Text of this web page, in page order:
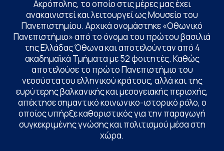
Ακρόπολης, το οποίο στις μέρες μας έχει
ανακαινιστεί και λειτουργεί ως Μουσείο του
Πανεπιστημίου. Αρχικά ονομάστηκε «Οθωνικό
Πανεπιστήμιο» από το όνομα του πρώτου βασιλιά
της Ελλάδας Όθωνα και αποτελούνταν από 4
ακαδημαϊκά Τμήματα με 52 φοιτητές. Καθώς
αποτελούσε το πρώτο Πανεπιστήμιο του
νεοσύστατου ελληνικού κράτους, αλλά και της
ευρύτερης βαλκανικής και μεσογειακής περιοχής,
απέκτησε σημαντικό κοινωνικο-ιστορικό ρόλο, ο
οποίος υπήρξε καθοριστικός για την παραγωγή
συγκεκριμένης γνώσης και πολιτισμού μέσα στη
χώρα.